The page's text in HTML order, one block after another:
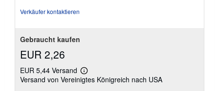
Verkäufer kontaktieren
Gebraucht kaufen
EUR 2,26
EUR 5,44 Versand
Weitere
Informationen
Versand von Vereinigtes Königreich nach USA